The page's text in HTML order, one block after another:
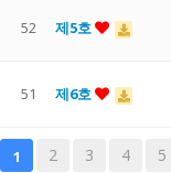
52 제5호
51 제6호
1 2 3 4 5